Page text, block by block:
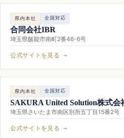
県内本社 全国対応
合同会社IBR
埼玉県飯能市南町2番46-6号
公式サイトを見る →
県内本社 全国対応
SAKURA United Solution株式会
埼玉県さいたま市南区別所五丁目15番2号
公式サイトを見る →